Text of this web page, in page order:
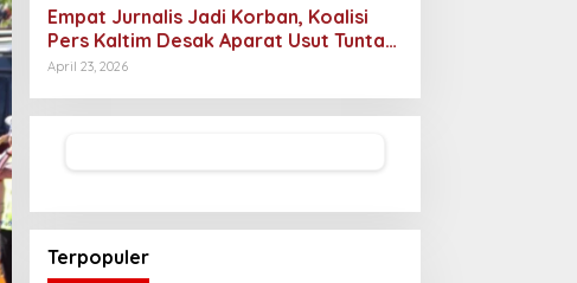
Empat Jurnalis Jadi Korban, Koalisi
Pers Kaltim Desak Aparat Usut Tuntas
Pelaku Intimidasi
April 23, 2026
Terpopuler